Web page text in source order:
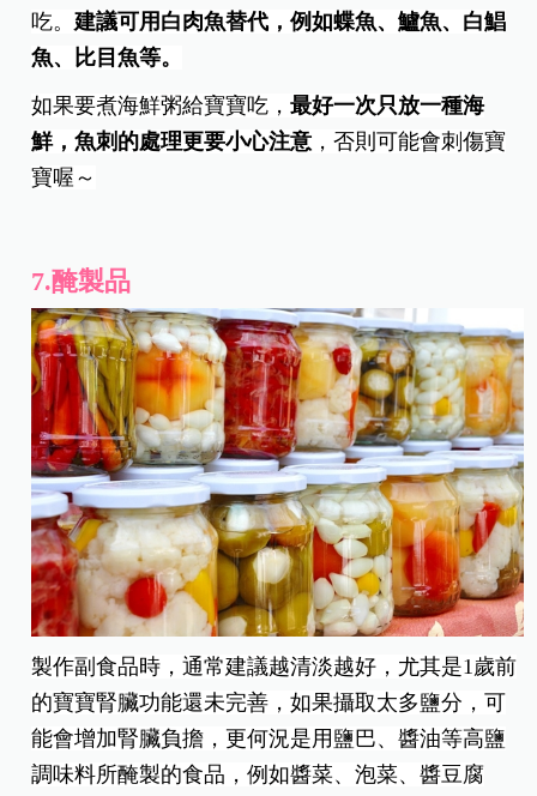
吃。建議可用白肉魚替代，例如蝶魚、鱸魚、白鯧
魚、比目魚等。
如果要煮海鮮粥給寶寶吃，最好一次只放一種海
鮮，魚刺的處理更要小心注意 ，否則可能會刺傷寶
寶喔～
7.醃製品
製作副食品時，通常建議越清淡越好，尤其是1歲前
的寶寶腎臟功能還未完善，如果攝取太多鹽分，可
能會增加腎臟負擔，更何況是用鹽巴、醬油等高鹽
調味料所醃製的食品，例如醬菜、泡菜、醬豆腐